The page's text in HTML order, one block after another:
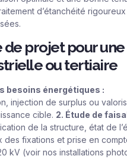
d’étanchéité
de projet pour
ou tertiaire
besoins énergétiques :
injection de surplus ou
cible. 2. Étude de
de la structure, état de
des fixations et prise en
kV (voir nos installations